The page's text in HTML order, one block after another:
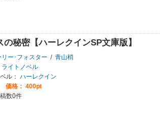
の秘密【ハーレクインSP文庫版】
リー･フォスター / 青山梢
ライトノベル
ル： ハーレクイン
価格： 400pt
数0件